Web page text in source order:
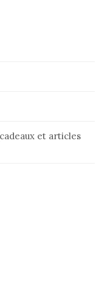
et articles